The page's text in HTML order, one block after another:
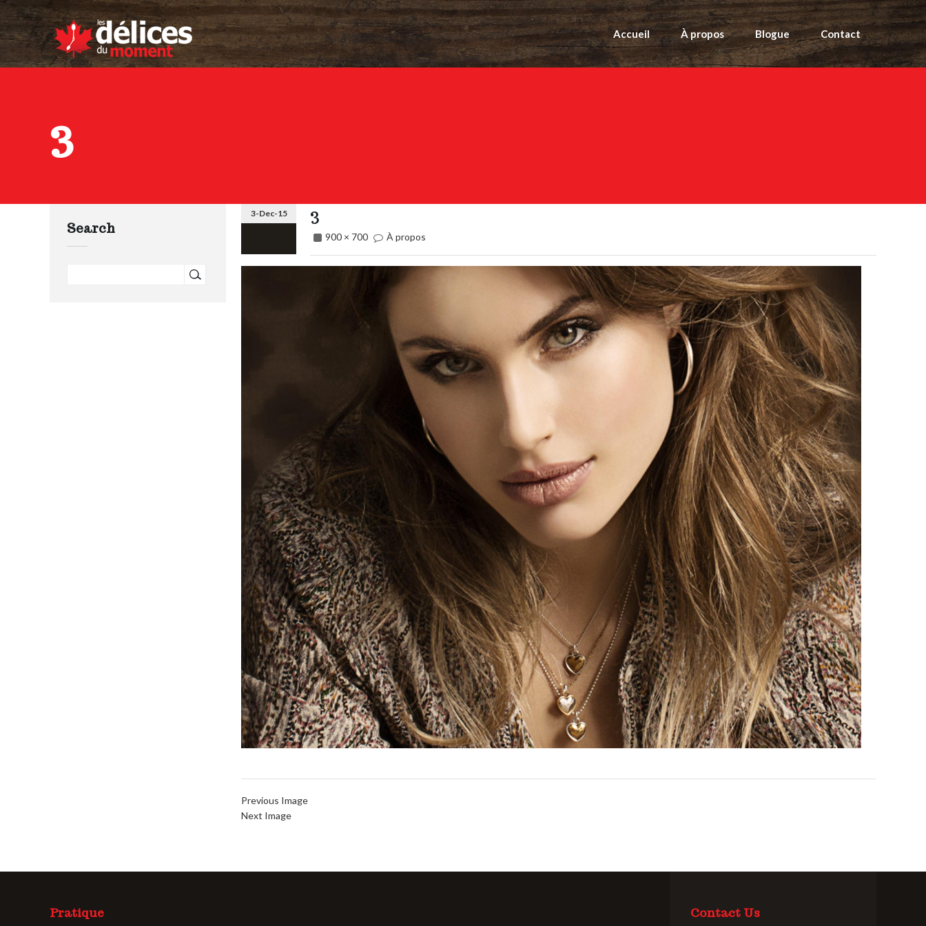
Accueil À propos Blogue Contact
3
3-Dec-15 3
900 × 700 À propos
Previous Image
Next Image
Search
Pratique Contact Us